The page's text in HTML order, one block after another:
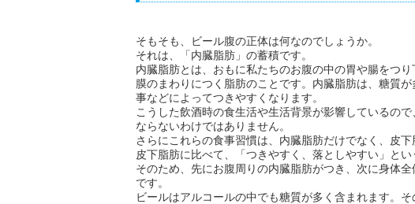
そもそも、ビール腹の正体は何なのでしょうか。
それは、「内臓脂肪」の蓄積です。
内臓脂肪とは、おもに私たちのお腹の中の胃や腸をつ
膜のまわりにつく脂肪のことです。内臓脂肪は、糖質
事などによってつきやすくなります。
こうした飲酒時の食生活や生活背景が影響しているの
ならないわけではありません。
さらにこれらの食事習慣は、内臓脂肪だけでなく、皮
皮下脂肪に比べて、「つきやすく、落としやすい」とい
そのため、先にお腹周りの内臓脂肪がつき、次に身体
です。
ビールはアルコールの中でも糖質が多く含まれます。